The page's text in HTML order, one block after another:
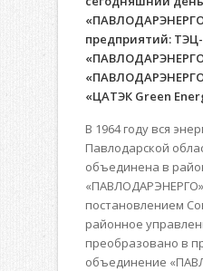
предприятий:
«ЦАТЭК Green
В 1964 году вся
Павлодарской
объединена в
постановлением
районное
преобразовано в
объединение